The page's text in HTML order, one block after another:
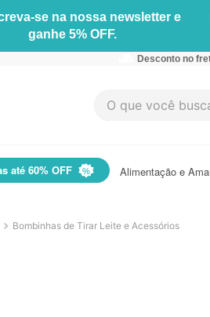
se na nossa newsletter e
ganhe 5% OFF.
Desconto no
O que você busca?
até 60% OFF Alimentação e
Bombinhas de Tirar Leite e Acessórios